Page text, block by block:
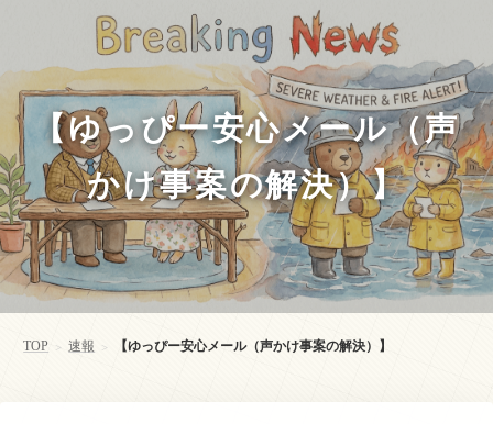
【ゆっぴー安心メール（声
かけ事案の解決）】
TOP > 速報 > 【ゆっぴー安心メール（声かけ事案の解決）】